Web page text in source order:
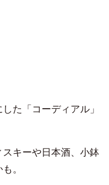
た「コーディアル」
キーや日本酒、小鉢
。